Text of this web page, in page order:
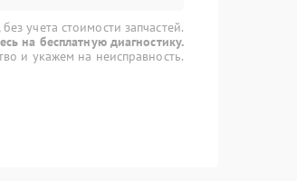
учета стоимости запчастей.
на бесплатную диагностику.
и укажем на неисправность.